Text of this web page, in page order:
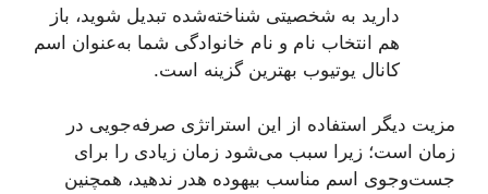
دارید به شخصیتی شناخته‌شده تبدیل شوید، باز
هم انتخاب نام و نام خانوادگی شما به‌عنوان اسم
کانال یوتیوب بهترین گزینه است.
مزیت دیگر استفاده از این استراتژی صرفه‌جویی در
زمان است؛ زیرا سبب می‌شود زمان زیادی را برای
جست‌وجوی اسم مناسب بیهوده هدر ندهید، همچنین